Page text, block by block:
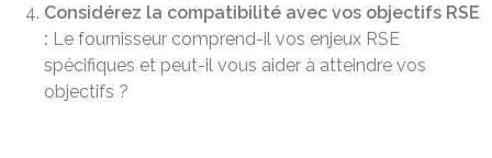
Considérez la compatibilité avec vos objectifs RSE
: Le fournisseur comprend-il vos enjeux RSE
spécifiques et peut-il vous aider à atteindre vos
objectifs ?